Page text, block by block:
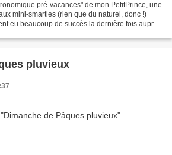
pré-vacances" de mon PetitPrince, une
mini-smarties (rien que du naturel, donc !)
eu beaucoup de succès la dernière fois auprès
pluvieux